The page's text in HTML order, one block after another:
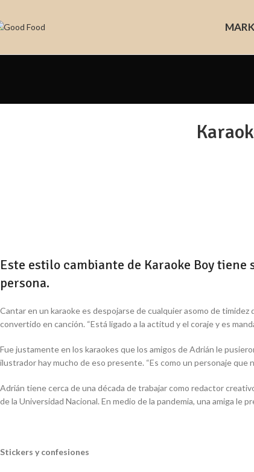
Este estilo cambiante de Karaoke Boy
persona.
Cantar en un karaoke es despojarse de cualquier asomo de
convertido en canción. “Está ligado a la actitud y el coraje y es
Fue justamente en los karaokes que los amigos de Adrián le
ilustrador hay mucho de eso presente. “Es como un personaje
Adrián tiene cerca de una década de trabajar como redactor
de la Universidad Nacional. En medio de la pandemia, una amiga
Stickers y confesiones